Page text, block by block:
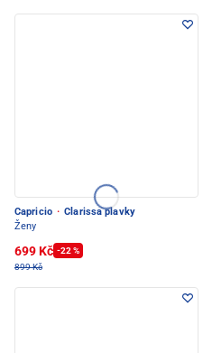
Capricio · Clarissa plavky
Ženy
699 Kč -22 %
899 Kč